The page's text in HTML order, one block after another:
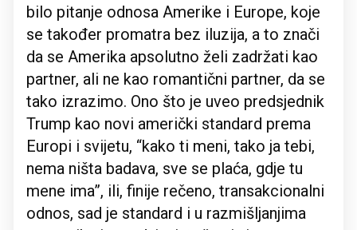
bilo pitanje odnosa Amerike i Europe, koje
se također promatra bez iluzija, a to znači
da se Amerika apsolutno želi zadržati kao
partner, ali ne kao romantični partner, da se
tako izrazimo. Ono što je uveo predsjednik
Trump kao novi američki standard prema
Europi i svijetu, “kako ti meni, tako ja tebi,
nema ništa badava, sve se plaća, gdje tu
mene ima”, ili, finije rečeno, transakcionalni
odnos, sad je standard i u razmišljanjima